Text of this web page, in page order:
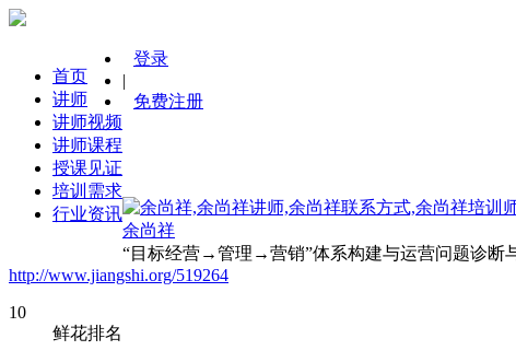
首页
讲师
讲师视频
讲师课程
授课见证
培训需求
行业资讯
登录
|
免费注册
余尚祥
“目标经营→管理→营销”体系构建与运营问题诊断
http://www.jiangshi.org/519264
10
鲜花排名